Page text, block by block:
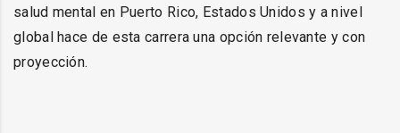
salud mental en Puerto Rico, Estados Unidos y a nivel
global hace de esta carrera una opción relevante y con
proyección.